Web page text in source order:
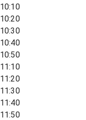
10:10
10:20
10:30
10:40
10:50
11:10
11:20
11:30
11:40
11:50